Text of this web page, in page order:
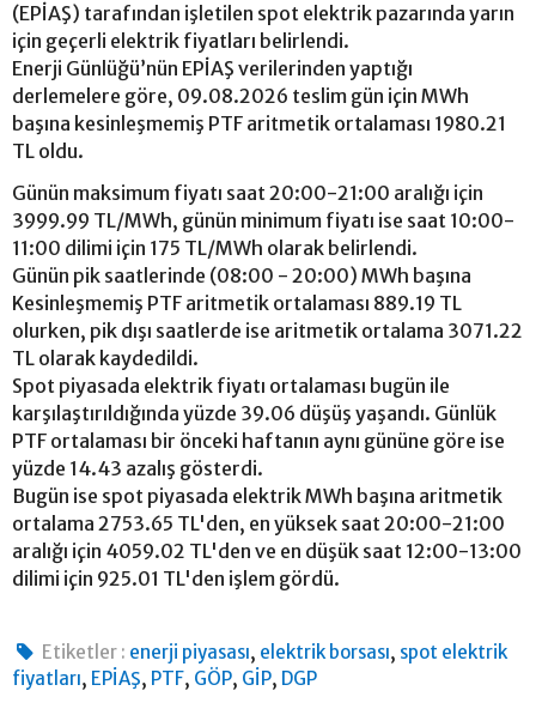
(EPİAŞ) tarafından işletilen spot elektrik pazarında yarın
için geçerli elektrik fiyatları belirlendi.
Enerji Günlüğü’nün EPİAŞ verilerinden yaptığı
derlemelere göre, 09.08.2026 teslim gün için MWh
başına kesinleşmemiş PTF aritmetik ortalaması 1980.21
TL oldu.
Günün maksimum fiyatı saat 20:00-21:00 aralığı için
3999.99 TL/MWh, günün minimum fiyatı ise saat 10:00-
11:00 dilimi için 175 TL/MWh olarak belirlendi.
Günün pik saatlerinde (08:00 - 20:00) MWh başına
Kesinleşmemiş PTF aritmetik ortalaması 889.19 TL
olurken, pik dışı saatlerde ise aritmetik ortalama 3071.22
TL olarak kaydedildi.
Spot piyasada elektrik fiyatı ortalaması bugün ile
karşılaştırıldığında yüzde 39.06 düşüş yaşandı. Günlük
PTF ortalaması bir önceki haftanın aynı gününe göre ise
yüzde 14.43 azalış gösterdi.
Bugün ise spot piyasada elektrik MWh başına aritmetik
ortalama 2753.65 TL'den, en yüksek saat 20:00-21:00
aralığı için 4059.02 TL'den ve en düşük saat 12:00-13:00
dilimi için 925.01 TL'den işlem gördü.
Etiketler : enerji piyasası, elektrik borsası, spot elektrik
fiyatları, EPİAŞ, PTF, GÖP, GİP, DGP